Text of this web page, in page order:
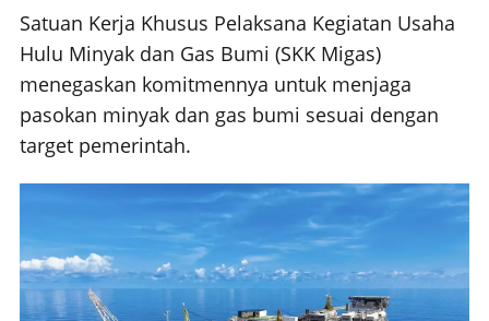
Satuan Kerja Khusus Pelaksana Kegiatan Usaha
Hulu Minyak dan Gas Bumi (SKK Migas)
menegaskan komitmennya untuk menjaga
pasokan minyak dan gas bumi sesuai dengan
target pemerintah.